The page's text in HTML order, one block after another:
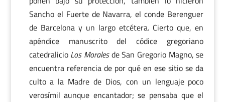
Sancho el Fuerte de Navarra, el conde Berenguer
de Barcelona y un largo etcétera. Cierto que, en
apéndice manuscrito del códice gregoriano
catedralicio Los Moralesde San Gregorio Magno, se
encuentra referencia de por qué en ese sitio se da
culto a la Madre de Dios, con un lenguaje poco
verosímil aunque encantador; se pensaba que el